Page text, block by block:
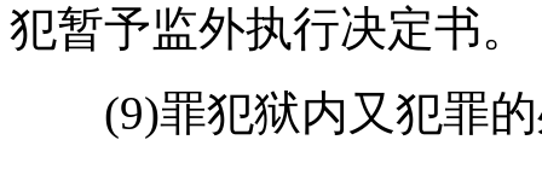
犯暂予监外执行决定书。
(9)罪犯狱内又犯罪的